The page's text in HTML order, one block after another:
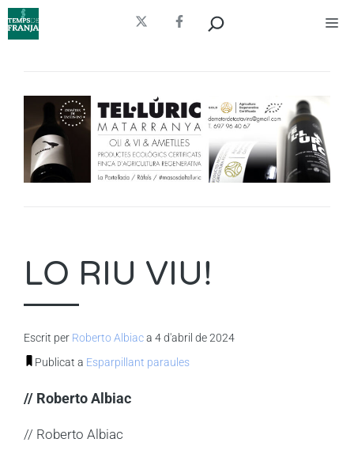
Vés
al
LO RIU VIU!
Escrit per Roberto Albiaca 4 d'abril de 2024
Publicat a Esparpillant paraules
// Roberto Albiac
// Roberto Albiac